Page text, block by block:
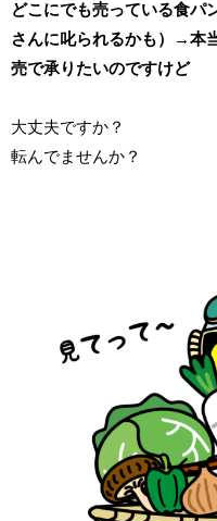
どこにでも売っている食パ
さんに叱られるかも）→本
売で承りたいのですけど
大丈夫ですか？
転んでませんか？